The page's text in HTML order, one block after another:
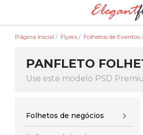
Página Inicial / Flyers / Folhetos de Eventos /
PANFLETO
Use este modelo PSD
Folhetos de negócios